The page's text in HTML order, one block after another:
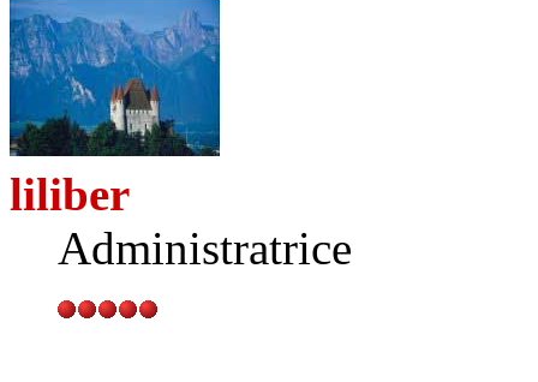
liliber
Administratrice